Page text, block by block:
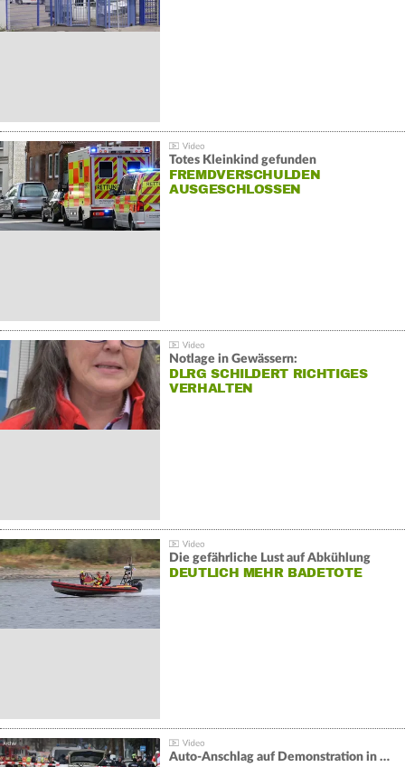
Totes Kleinkind gefunden
FREMDVERSCHULDEN
AUSGESCHLOSSEN
Notlage in Gewässern:
DLRG SCHILDERT RICHTIGES
VERHALTEN
Die gefährliche Lust auf Abkühlung
DEUTLICH MEHR BADETOTE
Auto-Anschlag auf Demonstration in München: